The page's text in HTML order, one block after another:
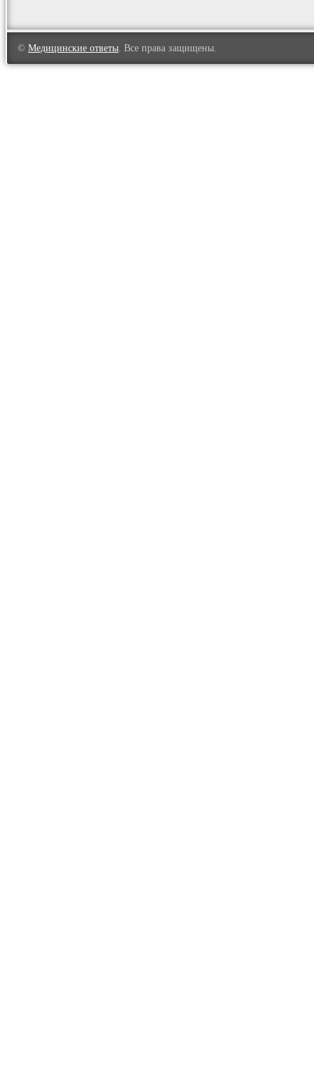
© Медицинские ответы. Все права защищены.